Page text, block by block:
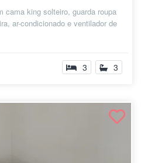
cama king solteiro, guarda roupa
ar-condicionado e ventilador de
3 3